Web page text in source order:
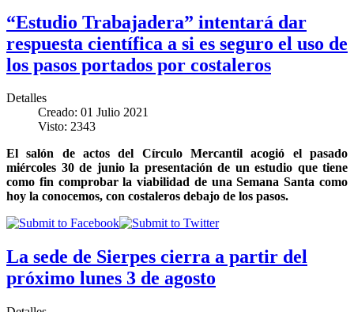
“Estudio Trabajadera” intentará dar
respuesta científica a si es seguro el uso de
los pasos portados por costaleros
Detalles
Creado: 01 Julio 2021
Visto: 2343
El salón de actos del Círculo Mercantil acogió el pasado
miércoles 30 de junio la presentación de un estudio que tiene
como fin comprobar la viabilidad de una Semana Santa como
hoy la conocemos, con costaleros debajo de los pasos.
La sede de Sierpes cierra a partir del
próximo lunes 3 de agosto